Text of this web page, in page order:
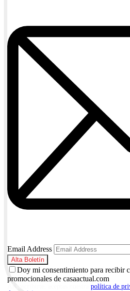
Email Address
Doy mi consentimiento para recibir
promocionales de casaactual.com
política de